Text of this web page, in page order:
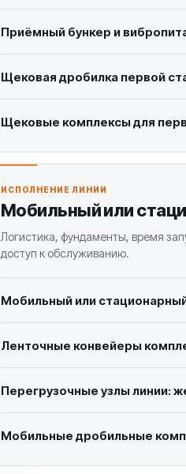
Приёмный бункер и
Щековая дробилка первой
Щековые комплексы для
ИСПОЛНЕНИЕ ЛИНИИ
Мобильный или
Логистика, фундаменты, время
доступ к обслуживанию.
Мобильный или
Ленточные конвейеры
Перегрузочные узлы линии:
Мобильные дробильные